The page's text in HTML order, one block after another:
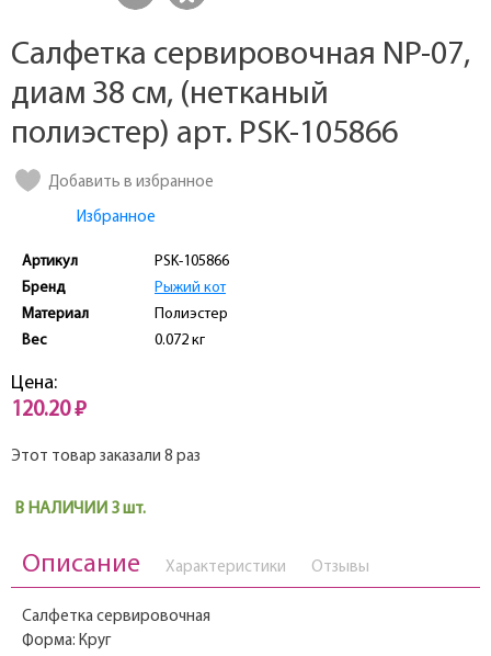
Салфетка сервировочная NP-07,
диам 38 см, (нетканый
полиэстер) арт. PSK-105866
Добавить в избранное
Избранное
Артикул
PSK-105866
Бренд
Рыжий кот
Материал
Полиэстер
Вес
0.072 кг
Цена:
120.20 ₽
Этот товар заказали 8 раз
В НАЛИЧИИ 3 шт.
Описание Характеристики Отзывы
Салфетка сервировочная
Форма: Круг